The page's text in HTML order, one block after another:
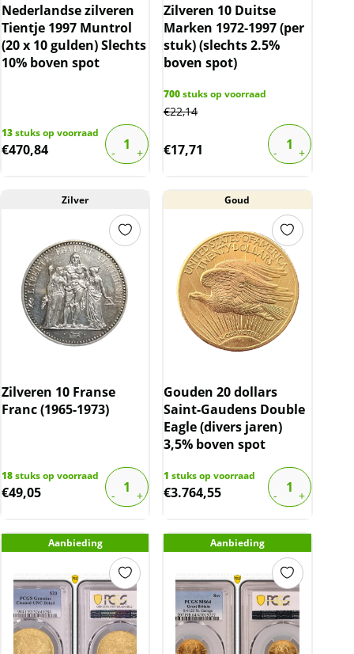
Nederlandse zilveren
Tientje 1997 Muntrol
(20 x 10 gulden) Slechts
10% boven spot
13stuks op voorraad
€470,84
Zilveren 10 Duitse
Marken 1972-1997 (per
stuk) (slechts 2.5%
boven spot)
700stuks op voorraad
€22,14
€17,71
Zilver
Zilveren 10 Franse
Franc (1965-1973)
18stuks op voorraad
€49,05
Goud
Gouden 20 dollars
Saint-Gaudens Double
Eagle (divers jaren)
3,5% boven spot
1 stuks op voorraad
€3.764,55
Aanbieding Aanbieding
Gouden Sovereigns – Common Welt (5%
De geschiedenis van de gouden sovereign,
een tijdloze munteenheid die niet alleen de
rijkdom van het Verenigd Koninkrijk
symboliseert, maar ook een belangrijke rol
speelt in de internationale handel binnen de
Common Welt. Geslagen voor het eerst in de